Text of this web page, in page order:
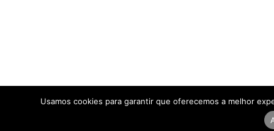
Usamos cookies para garantir que oferecemos a melhor